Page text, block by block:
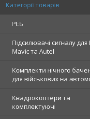
Категорії товарів
РЕБ
Підсилювачі сигналу для
Mavic та Autel
Комплекти нічного
для військових на
Квадрокоптери та
комплектуючі